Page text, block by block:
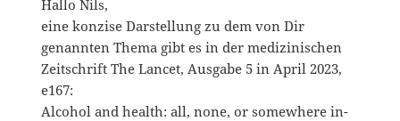
Hallo Nils,
eine konzise Darstellung zu dem von Dir
genannten Thema gibt es in der medizinischen
Zeitschrift The Lancet, Ausgabe 5 in April 2023,
e167:
Alcohol and health: all, none, or somewhere in-